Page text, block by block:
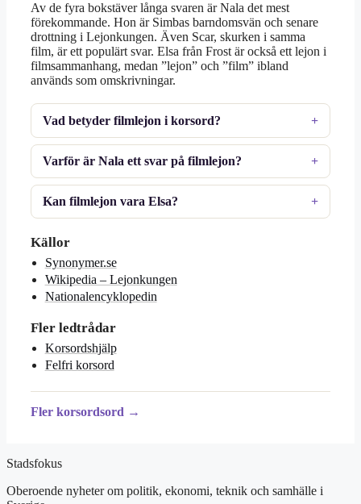
Av de fyra bokstäver långa svaren är Nala det mest
förekommande. Hon är Simbas barndomsvän och senare
drottning i Lejonkungen. Även Scar, skurken i samma
film, är ett populärt svar. Elsa från Frost är också ett lejon i
filmsammanhang, medan ”lejon” och ”film” ibland
används som omskrivningar.
Vad betyder filmlejon i korsord?
Varför är Nala ett svar på filmlejon?
Kan filmlejon vara Elsa?
Källor
Synonymer.se
Wikipedia – Lejonkungen
Nationalencyklopedin
Fler ledtrådar
Korsordshjälp
Felfri korsord
Fler korsordsord →
Stadsfokus
Oberoende nyheter om politik, ekonomi, teknik och samhälle i